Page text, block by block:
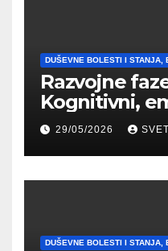
DUŠEVNE BOLESTI I STANJA,
Razvojne
Kognitivni,
moralni
29/05/2026
DUŠEVNE BOLESTI I STANJA,